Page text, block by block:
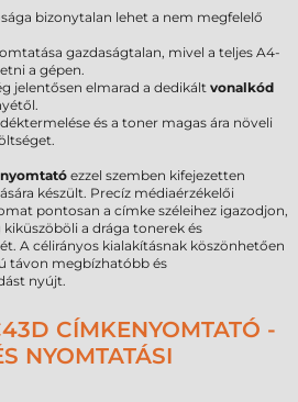
bizonytalan lehet a nem megfelelő
gazdaságtalan, mivel a teljes A4-
a gépen.
jelentősen elmarad a dedikált vonalkód
és a toner magas ára növeli
ezzel szemben kifejezetten
készült. Precíz médiaérzékelői
pontosan a címke széleihez igazodjon,
kiküszöböli a drága tonerek és
A célirányos kialakításnak köszönhetően
távon megbízhatóbb és
nyújt.
CÍMKENYOMTATÓ -
NYOMTATÁSI